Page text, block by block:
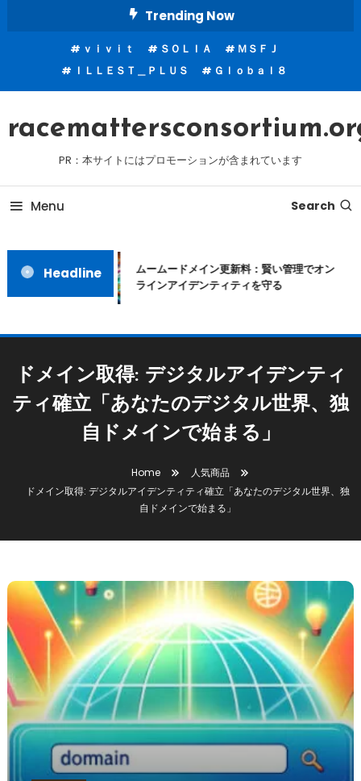
Trending Now
ｖｉｖｉｔ ＳＯＬＩＡ
ＭＳＦＪ
ＩＬＬＥＳＴ＿ＰＬＵＳ
Ｇｌｏｂａｌ８
PR：本サイトにはプロモーションが含まれています
Menu Search
Headline
ムームードメイン更新料：賢い管理でオン
ラインアイデンティティを守る
ドメイン取得: デジタルアイデンティ
ティ確立「あなたのデジタル世界、独
自ドメインで始まる」
Home
人気商品
ドメイン取得: デジタルアイデンティティ確立「あなたのデジタル世界、独
自ドメインで始まる」